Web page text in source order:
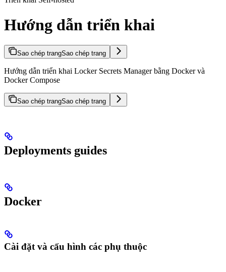
Hướng dẫn triển khai
Sao chép trangSao chép trang
Hướng dẫn triển khai Locker Secrets Manager bằng Docker và
Docker Compose
Sao chép trangSao chép trang
Deployments guides
Docker
Cài đặt và cấu hình các phụ thuộc